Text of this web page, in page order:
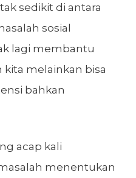
sedikit di antara
sosial
lagi membantu
melainkan bisa
bahkan
acap kali
menentukan